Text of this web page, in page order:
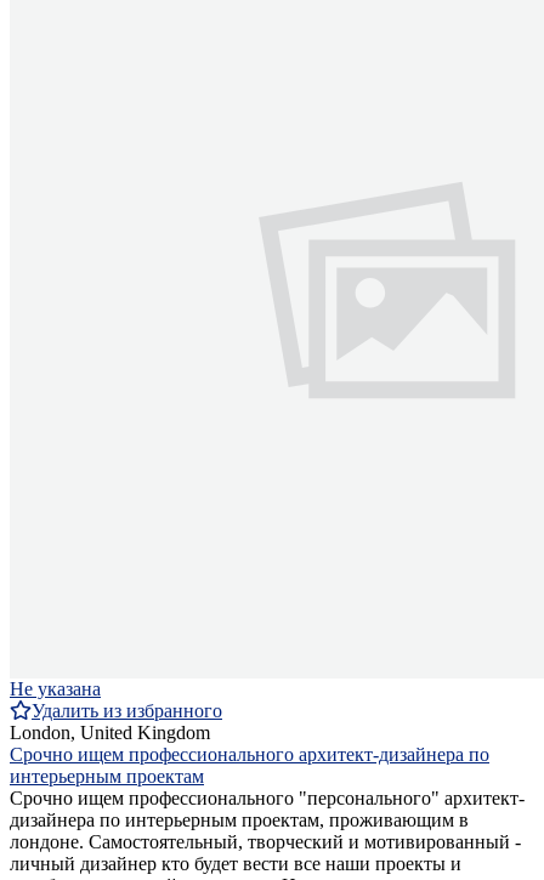
Не указана
Удалить из избранного
London, United Kingdom
Срочно ищем профессионального архитект-дизайнера по
интерьерным проектам
Срочно ищем профессионального "персонального" архитект-
дизайнера по интерьерным проектам, проживающим в
лондоне. Самостоятельный, творческий и мотивированный -
личный дизайнер кто будет вести все наши проекты и